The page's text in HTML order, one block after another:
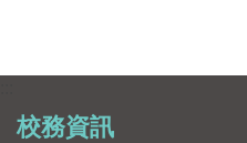
校務資訊